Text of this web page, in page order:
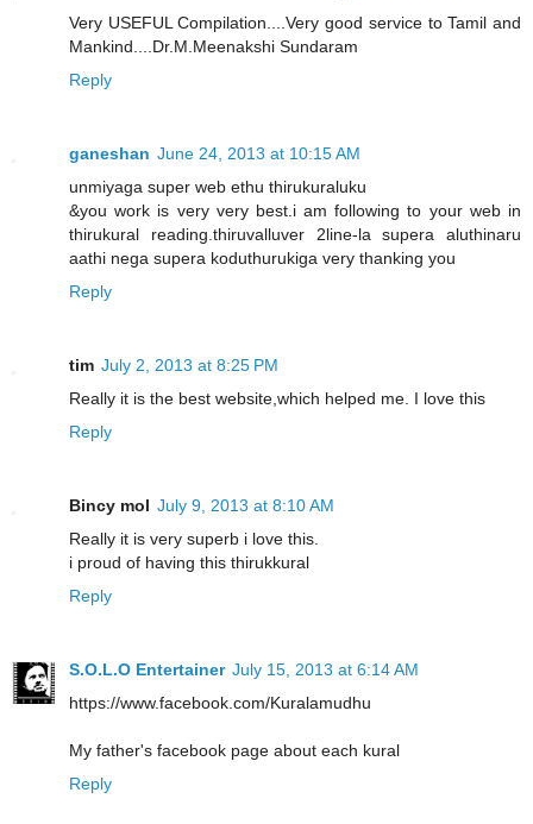
Very USEFUL Compilation....Very good service to Tamil and
Mankind....Dr.M.Meenakshi Sundaram
Reply
ganeshan June 24, 2013 at 10:15 AM
unmiyaga super web ethu thirukuraluku
&you work is very very best.i am following to your web in
thirukural reading.thiruvalluver 2line-la supera aluthinaru
aathi nega supera koduthurukiga very thanking you
Reply
tim July 2, 2013 at 8:25 PM
Really it is the best website,which helped me. I love this
Reply
Bincy mol July 9, 2013 at 8:10 AM
Really it is very superb i love this.
i proud of having this thirukkural
Reply
S.O.L.O Entertainer July 15, 2013 at 6:14 AM
https://www.facebook.com/Kuralamudhu
My father's facebook page about each kural
Reply